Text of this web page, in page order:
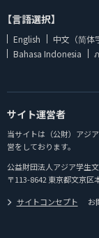
【言語選択】
English 中文（简体
Bahasa Indonesia
サイト運営者
当サイトは（公財）アジ
営をしております。
公益財団法人アジア学生
〒113-8642 東京都文京区
サイトコンセプト
お